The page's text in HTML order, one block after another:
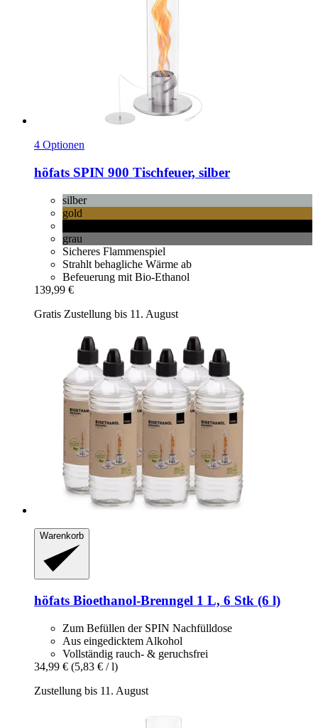
4 Optionen
höfats SPIN 900 Tischfeuer, silber
silber
gold
grau
Sicheres Flammenspiel
Strahlt behagliche Wärme ab
Befeuerung mit Bio-Ethanol
139,99 €
Gratis Zustellung bis 11. August
Warenkorb
höfats Bioethanol-​Brenngel 1 L, 6 Stk (6 l)
Zum Befüllen der SPIN Nachfülldose
Aus eingedicktem Alkohol
Vollständig rauch- & geruchsfrei
34,99 € (5,83 € / l)
Zustellung bis 11. August